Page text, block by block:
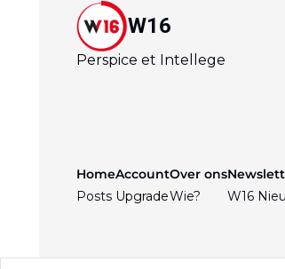
W16
Perspice et Intellege
Home
Posts
Account
Upgrade
Over ons
Wie?
W16